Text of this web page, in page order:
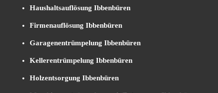
Haushaltsauflösung Ibbenbüren
Firmenauflösung Ibbenbüren
Garagenentrümpelung Ibbenbüren
Kellerentrümpelung Ibbenbüren
Holzentsorgung Ibbenbüren